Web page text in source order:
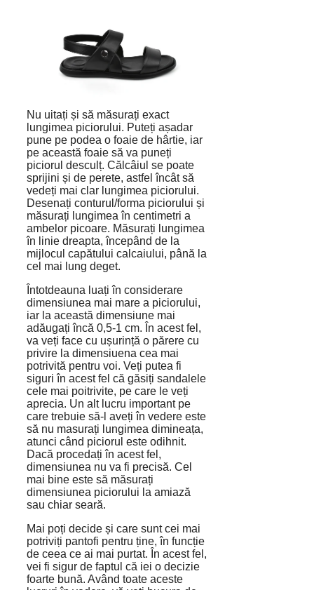
Nu uitați și să măsurați exact
lungimea piciorului. Puteți așadar
pune pe podea o foaie de hârtie, iar
pe această foaie să va puneți
piciorul desculț. Călcâiul se poate
sprijini și de perete, astfel încât să
vedeți mai clar lungimea piciorului.
Desenați conturul/forma piciorului și
măsurați lungimea în centimetri a
ambelor picoare. Măsurați lungimea
în linie dreapta, începând de la
mijlocul capătului calcaiului, până la
cel mai lung deget.
Întotdeauna luați în considerare
dimensiunea mai mare a piciorului,
iar la această dimensiune mai
adăugați încă 0,5-1 cm. În acest fel,
va veți face cu ușurință o părere cu
privire la dimensiuena cea mai
potrivită pentru voi. Veți putea fi
siguri în acest fel că găsiți sandalele
cele mai poitrivite, pe care le veți
aprecia. Un alt lucru important pe
care trebuie să-l aveți în vedere este
să nu masurați lungimea dimineața,
atunci când piciorul este odihnit.
Dacă procedați în acest fel,
dimensiunea nu va fi precisă. Cel
mai bine este să măsurați
dimensiunea piciorului la amiază
sau chiar seară.
Mai poți decide și care sunt cei mai
potriviți pantofi pentru ține, în funcție
de ceea ce ai mai purtat. În acest fel,
vei fi sigur de faptul că iei o decizie
foarte bună. Având toate aceste